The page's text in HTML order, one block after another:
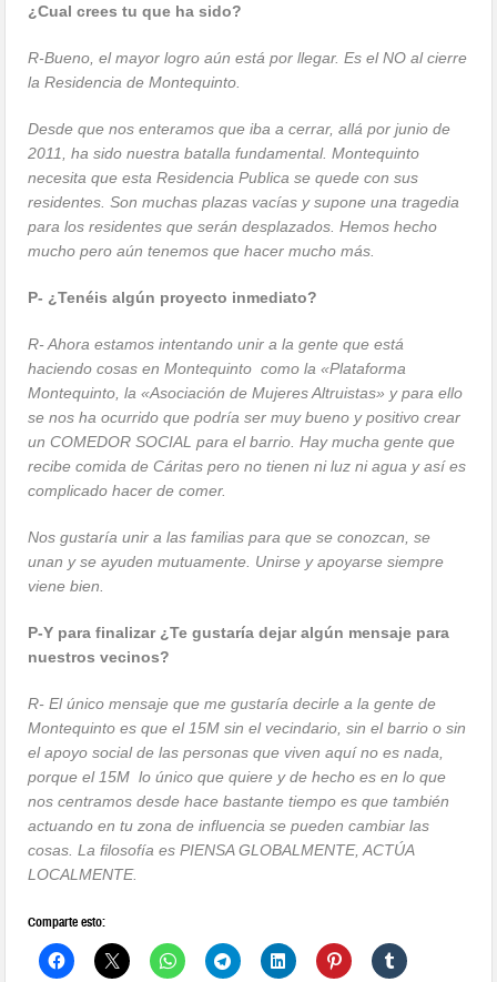
¿Cual crees tu que ha sido?
R-Bueno, el mayor logro aún está por llegar. Es el NO al cierre
la Residencia de Montequinto.
Desde que nos enteramos que iba a cerrar, allá por junio de
2011, ha sido nuestra batalla fundamental. Montequinto
necesita que esta Residencia Publica se quede con sus
residentes. Son muchas plazas vacías y supone una tragedia
para los residentes que serán desplazados. Hemos hecho
mucho pero aún tenemos que hacer mucho más.
P- ¿Tenéis algún proyecto inmediato?
R- Ahora estamos intentando unir a la gente que está
haciendo cosas en Montequinto como la «Plataforma
Montequinto, la «Asociación de Mujeres Altruistas» y para ello
se nos ha ocurrido que podría ser muy bueno y positivo crear
un COMEDOR SOCIAL para el barrio. Hay mucha gente que
recibe comida de Cáritas pero no tienen ni luz ni agua y así es
complicado hacer de comer.
Nos gustaría unir a las familias para que se conozcan, se
unan y se ayuden mutuamente. Unirse y apoyarse siempre
viene bien.
P-Y para finalizar ¿Te gustaría dejar algún mensaje para
nuestros vecinos?
R- El único mensaje que me gustaría decirle a la gente de
Montequinto es que el 15M sin el vecindario, sin el barrio o sin
el apoyo social de las personas que viven aquí no es nada,
porque el 15M lo único que quiere y de hecho es en lo que
nos centramos desde hace bastante tiempo es que también
actuando en tu zona de influencia se pueden cambiar las
cosas. La filosofía es PIENSA GLOBALMENTE, ACTÚA
LOCALMENTE.
Comparte esto: